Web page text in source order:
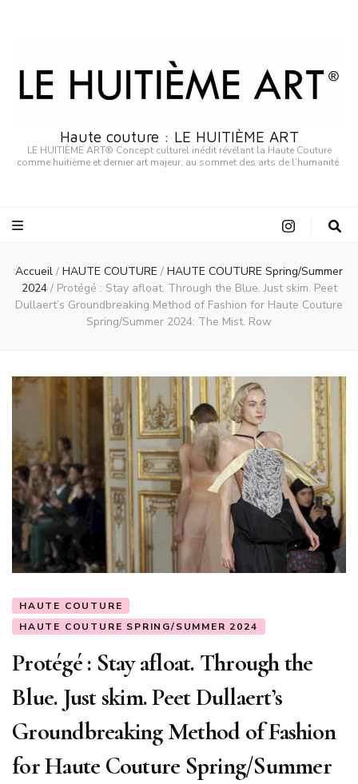
Haute couture : LE HUITIÈME ART
LE HUITIÈME ART® Concept culturel inédit révélant la Haute Couture
comme huitième et dernier art majeur, au sommet des arts de l’humanité.
Accueil / HAUTE COUTURE / HAUTE COUTURE Spring/Summer
2024 / Protégé : Stay afloat. Through the Blue. Just skim. Peet
Dullaert’s Groundbreaking Method of Fashion for Haute Couture
Spring/Summer 2024: The Mist. Row
HAUTE COUTURE
HAUTE COUTURE SPRING/SUMMER 2024
Protégé : Stay afloat. Through the
Blue. Just skim. Peet Dullaert’s
Groundbreaking Method of Fashion
for Haute Couture Spring/Summer